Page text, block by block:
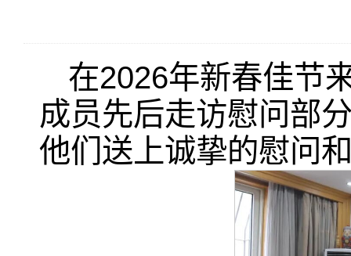
在2026年新春佳节
成员先后走访慰问部
他们送上诚挚的慰问